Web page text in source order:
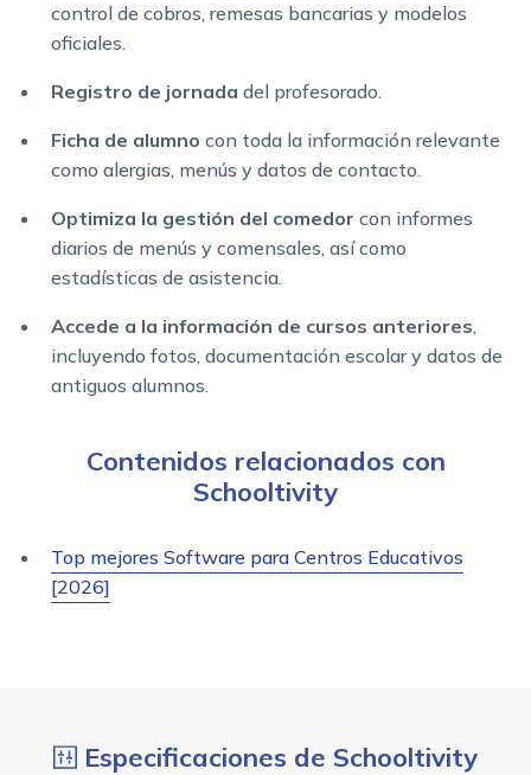
control de cobros, remesas bancarias y modelos
oficiales.
Registro de jornada del profesorado.
Ficha de alumno con toda la información relevante
como alergias, menús y datos de contacto.
Optimiza la gestión del comedor con informes
diarios de menús y comensales, así como
estadísticas de asistencia.
Accede a la información de cursos anteriores,
incluyendo fotos, documentación escolar y datos de
antiguos alumnos.
Contenidos relacionados con
Schooltivity
Top mejores Software para Centros Educativos
[2026]
Especificaciones de Schooltivity